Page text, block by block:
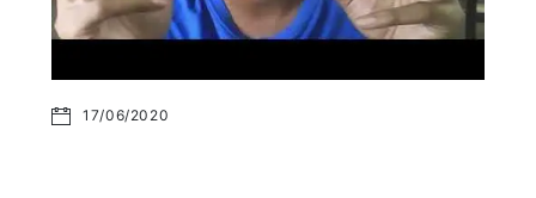
17/06/2020